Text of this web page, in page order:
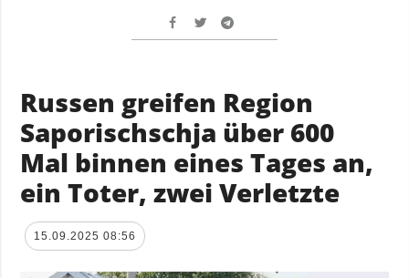
Russen greifen Region
Saporischschja über 600
Mal binnen eines Tages an,
ein Toter, zwei Verletzte
15.09.2025 08:56